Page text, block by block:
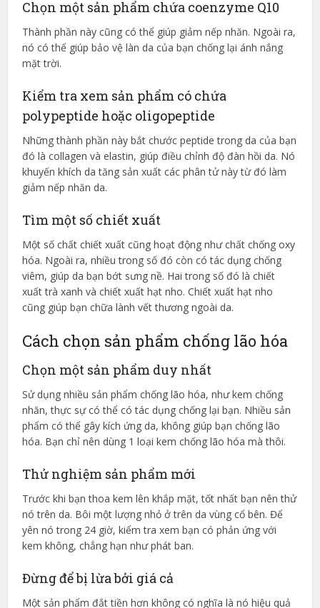
Chọn một sản phẩm chứa coenzyme Q10
Thành phần này cũng có thể giúp giảm nếp nhăn. Ngoài ra,
nó có thể giúp bảo vệ làn da của bạn chống lại ánh nắng
mặt trời.
Kiểm tra xem sản phẩm có chứa
polypeptide hoặc oligopeptide
Những thành phần này bắt chước peptide trong da của bạn
đó là collagen và elastin, giúp điều chỉnh độ đàn hồi da. Nó
khuyến khích da tăng sản xuất các phân tử này từ đó làm
giảm nếp nhăn da.
Tìm một số chiết xuất
Một số chất chiết xuất cũng hoạt động như chất chống oxy
hóa. Ngoài ra, nhiều trong số đó còn có tác dụng chống
viêm, giúp da bạn bớt sưng nề. Hai trong số đó là chiết
xuất trà xanh và chiết xuất hạt nho. Chiết xuất hạt nho
cũng giúp bạn chữa lành vết thương ngoài da.
Cách chọn sản phẩm chống lão hóa
Chọn một sản phẩm duy nhất
Sử dụng nhiều sản phẩm chống lão hóa, như kem chống
nhăn, thực sự có thể có tác dụng chống lại bạn. Nhiều sản
phẩm có thể gây kích ứng da, không giúp bạn chống lão
hóa. Bạn chỉ nên dùng 1 loại kem chống lão hóa mà thôi.
Thử nghiệm sản phẩm mới
Trước khi bạn thoa kem lên khắp mặt, tốt nhất bạn nên thử
nó trên da. Bôi một lượng nhỏ ở trên da vùng cổ bên. Để
yên nó trong 24 giờ, kiểm tra xem bạn có phản ứng với
kem không, chẳng hạn như phát ban.
Đừng để bị lừa bởi giá cả
Một sản phẩm đắt tiền hơn không có nghĩa là nó hiệu quả